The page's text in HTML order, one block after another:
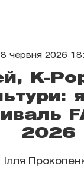
8 червня 2026
K-
2026
Ілля